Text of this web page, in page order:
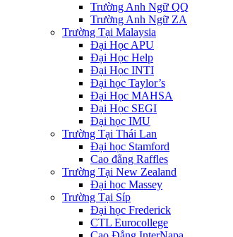
Trường Anh Ngữ QQ
Trường Anh Ngữ ZA
Trường Tại Malaysia
Đại Học APU
Đại Học Help
Đại Học INTI
Đại học Taylor’s
Đại Học MAHSA
Đại Học SEGI
Đại học IMU
Trường Tại Thái Lan
Đại học Stamford
Cao đẳng Raffles
Trường Tại New Zealand
Đại học Massey
Trường Tại Síp
Đại học Frederick
CTL Eurocollege